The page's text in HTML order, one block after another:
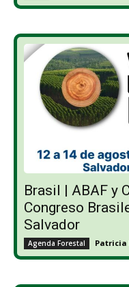
Brasil | ABAF y
Congreso
Salvador
Agenda Forestal Patricia